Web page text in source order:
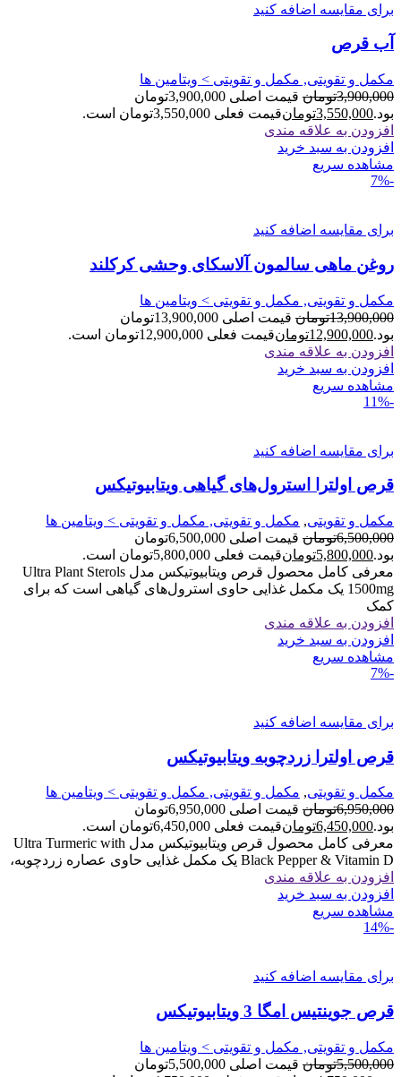
برای مقایسه اضافه کنید
آب قرص
مکمل و تقویتی, مکمل و تقویتی > ویتامین ها
3,900,000تومان
قیمت اصلی 3,900,000تومان
بود.3,550,000تومانقیمت فعلی 3,550,000تومان است.
افزودن به علاقه مندی
افزودن به سبد خرید
مشاهده سریع
-7%
برای مقایسه اضافه کنید
روغن ماهی سالمون آلاسکای وحشی کرکلند
مکمل و تقویتی, مکمل و تقویتی > ویتامین ها
13,900,000تومان
قیمت اصلی 13,900,000تومان
بود.12,900,000تومانقیمت فعلی 12,900,000تومان است.
افزودن به علاقه مندی
افزودن به سبد خرید
مشاهده سریع
-11%
برای مقایسه اضافه کنید
قرص اولترا استرول‌های گیاهی ویتابیوتیکس
مکمل و تقویتی, مکمل و تقویتی, مکمل و تقویتی > ویتامین ها
6,500,000تومان
قیمت اصلی 6,500,000تومان
بود.5,800,000تومانقیمت فعلی 5,800,000تومان است.
معرفی کامل محصول قرص ویتابیوتیکس مدل Ultra Plant Sterols
1500mg یک مکمل غذایی حاوی استرول‌های گیاهی است که برای
کمک
افزودن به علاقه مندی
افزودن به سبد خرید
مشاهده سریع
-7%
برای مقایسه اضافه کنید
قرص اولترا زردچوبه ویتابیوتیکس
مکمل و تقویتی, مکمل و تقویتی, مکمل و تقویتی > ویتامین ها
6,950,000تومان
قیمت اصلی 6,950,000تومان
بود.6,450,000تومانقیمت فعلی 6,450,000تومان است.
معرفی کامل محصول قرص ویتابیوتیکس مدل Ultra Turmeric with
Black Pepper & Vitamin D یک مکمل غذایی حاوی عصاره زردچوبه،
افزودن به علاقه مندی
افزودن به سبد خرید
مشاهده سریع
-14%
برای مقایسه اضافه کنید
قرص جوینتیس امگا 3 ویتابیوتیکس
مکمل و تقویتی, مکمل و تقویتی > ویتامین ها
5,500,000تومان
قیمت اصلی 5,500,000تومان